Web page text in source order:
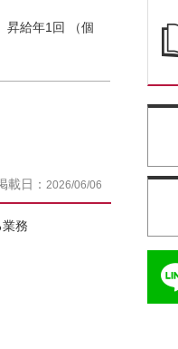
給年1回 （個
載日： 2026/06/06
務